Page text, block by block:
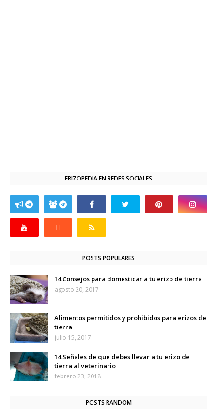
ERIZOPEDIA EN REDES SOCIALES
POSTS POPULARES
14 Consejos para domesticar a tu erizo de tierra
agosto 20, 2017
Alimentos permitidos y prohibidos para erizos de
tierra
julio 15, 2017
14 Señales de que debes llevar a tu erizo de
tierra al veterinario
febrero 23, 2018
POSTS RANDOM